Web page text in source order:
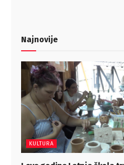
Najnovije
KULTURA